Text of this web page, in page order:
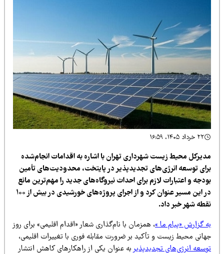
محیط زیست شهرداری تهران با اشاره به اقدامات انجام‌شده
توسعه انرژی‌های تجدیدپذیر در پایتخت، محدودیت‌های تأمین
و اعتبارات لازم برای احداث نیروگاه‌های جدید را مهم‌ترین مانع
در این مسیر عنوان کرد و از اجرای پروژه‌های خورشیدی در بیش از ۱۰۰
شهر خبر داد.
گزارش «پیام ما »، همزمان با نام‌گذاری شعار «اقدام اقلیمی» برای روز
محیط زیست و تأکید بر ضرورت مقابله فوری با تغییرات اقلیمی،
انرژی‌های تجدیدپذیربه عنوان یکی از راهکارهای کاهش انتشار